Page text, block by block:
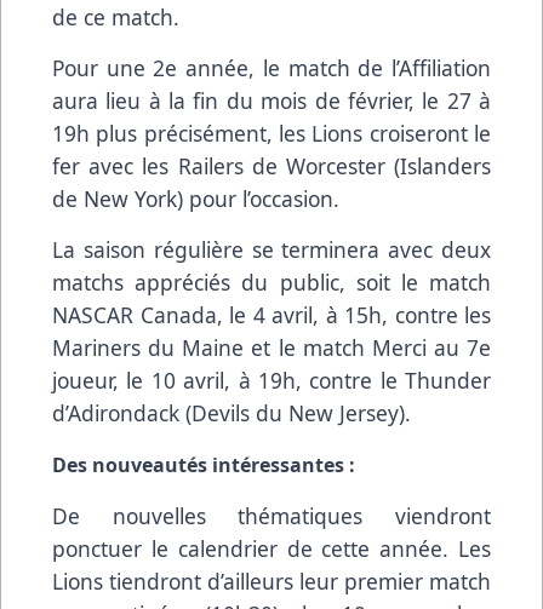
de ce match.
Pour une 2e année, le match de l’Affiliation
aura lieu à la fin du mois de février, le 27 à
19h plus précisément, les Lions croiseront le
fer avec les Railers de Worcester (Islanders
de New York) pour l’occasion.
La saison régulière se terminera avec deux
matchs appréciés du public, soit le match
NASCAR Canada, le 4 avril, à 15h, contre les
Mariners du Maine et le match Merci au 7e
joueur, le 10 avril, à 19h, contre le Thunder
d’Adirondack (Devils du New Jersey).
Des nouveautés intéressantes :
De nouvelles thématiques viendront
ponctuer le calendrier de cette année. Les
Lions tiendront d’ailleurs leur premier match